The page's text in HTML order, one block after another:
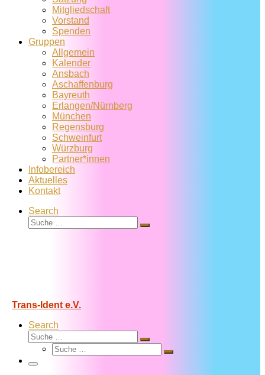
Mitglied­schaft
Vorstand
Spenden
Gruppen
Allgemein
Kalender
Ansbach
Aschaffenburg
Bayreuth
Erlangen/Nürnberg
München
Regensburg
Schweinfurt
Würzburg
Partner*innen
Infobereich
Aktuelles
Kontakt
Search
Suche
Suche
Trans-Ident e.V.
Search
Suche
Suche
Suche
Suche
Menü